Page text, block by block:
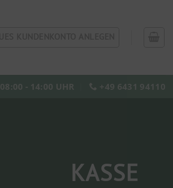
08:00 - 14:00 UHR +49 6431 94110
KASSE